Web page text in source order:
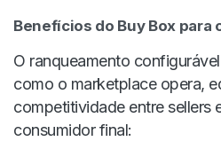
Benefícios do Buy Box para
O ranqueamento
como o marketplace opera,
competitividade entre sellers
consumidor final: